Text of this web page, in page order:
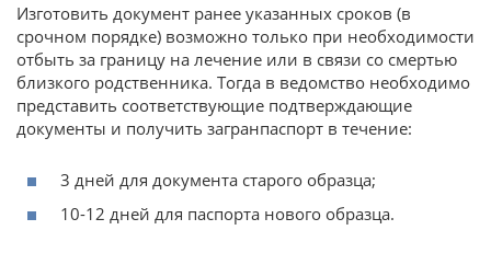
Изготовить документ ранее указанных сроков (в
срочном порядке) возможно только при необходимости
отбыть за границу на лечение или в связи со смертью
близкого родственника. Тогда в ведомство необходимо
представить соответствующие подтверждающие
документы и получить загранпаспорт в течение:
3 дней для документа старого образца;
10-12 дней для паспорта нового образца.